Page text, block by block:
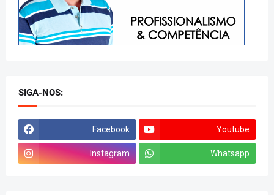
SIGA-NOS:
Facebook Youtube
Instagram Whatsapp